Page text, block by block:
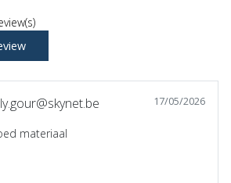
17/05/2026
levering. Goed materiaal